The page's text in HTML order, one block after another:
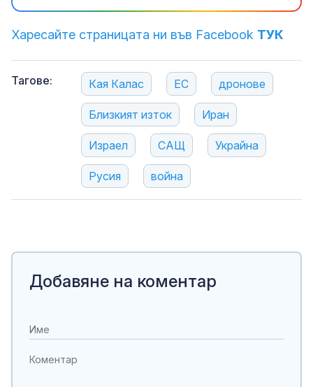
Харесайте страницата ни във Facebook ТУК
Тагове: Кая Калас ЕС дронове
Близкият изток Иран
Израел САЩ Украйна
Русия война
Добавяне на коментар